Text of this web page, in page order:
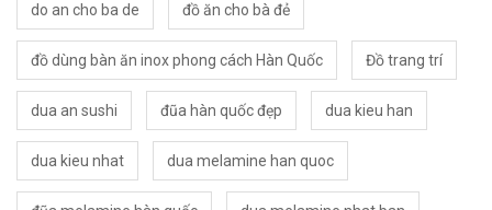
do an cho ba de đồ ăn cho bà đẻ
đồ dùng bàn ăn inox phong cách Hàn Quốc Đồ trang trí
dua an sushi đũa hàn quốc đẹp dua kieu han
dua kieu nhat dua melamine han quoc